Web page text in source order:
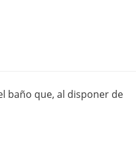
baño que, al disponer de